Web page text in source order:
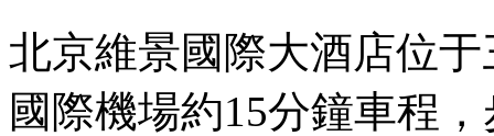
北京維景國際大酒店位
國際機場約15分鐘車程